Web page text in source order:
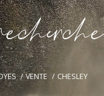
ecece
VENTE CHESLEY